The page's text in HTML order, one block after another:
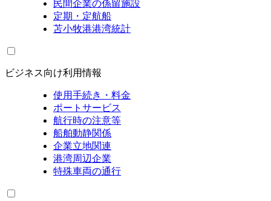
民間企業の係留施設
定期・定航船
苫小牧港港湾統計
ビジネス向け利用情報
使用手続き・料金
ポートサービス
航行時の注意等
船舶動静関係
企業立地関連
港湾周辺企業
特殊車両の通行